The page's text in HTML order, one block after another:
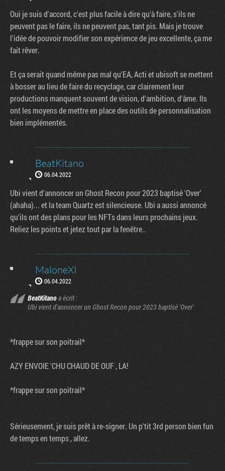
Oui je suis d'accord, c'est plus facile à dire qu'à faire, s'ils ne
peuvent pas le faire, ils ne peuvent pas, tant pis. Mais je trouve
l'idée de pouvoir modifier son expérience de jeu excellente, ça me
fait rêver.
Et ça serait quand même pas mal qu'EA, Acti et ubisoft se mettent
à bosser au lieu de faire du recyclage, car clairement leur
productions manquent souvent de vision, d'ambition, d'âme. Ils
ont les moyens de mettre en place des outils de personnalisation
bien implémentés.
BeatKitano
06.04.2022
Ubi vient d'annoncer un Ghost Recon pour 2023 baptisé 'Over'
(ahaha)... et la team Quartz est silencieuse. Ubi a aussi annoncé
qu'ils ont des plans pour les NFTs dans leurs prochains jeux.
Reliez les points et jetez tout par la fenêtre..
MaloneXI
06.04.2022
BeatKitanoa écrit :
Ubi vient d'annoncer un Ghost Recon pour 2023 baptisé 'Over'
*frappe sur son poitrail*
AZY ENVOIE 'CHU CHAUD DE OUF , LA!
*frappe sur son poitrail*
Sérieusement, je suis prêt à re-signer. Un p'tit 3rd person bien fun
de temps en temps , allez.